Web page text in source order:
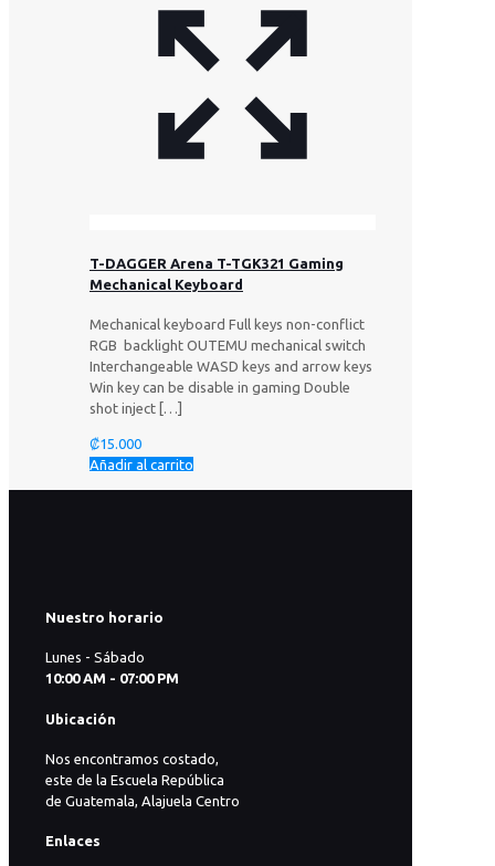
T-DAGGER Arena T-TGK321 Gaming
Mechanical Keyboard
Mechanical keyboard Full keys non-conflict
RGB backlight OUTEMU mechanical switch
Interchangeable WASD keys and arrow keys
Win key can be disable in gaming Double
shot inject […]
₡15.000
Añadir al carrito
Nuestro horario
Lunes - Sábado
10:00 AM - 07:00 PM
Ubicación
Nos encontramos costado,
este de la Escuela República
de Guatemala, Alajuela Centro
Enlaces